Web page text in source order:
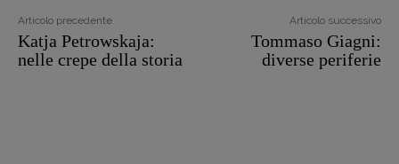
Articolo precedente
Katja Petrowskaja:
nelle crepe della storia
Articolo successivo
Tommaso Giagni:
diverse periferie